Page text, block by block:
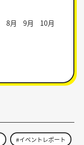
8月 9月
10月
#イベントレポート